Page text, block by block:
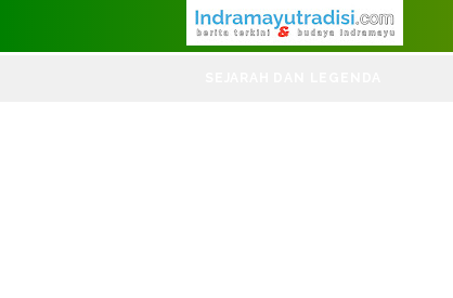
Judul Website